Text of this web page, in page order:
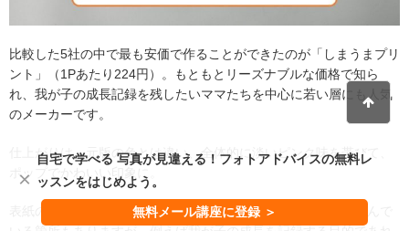
比較した5社の中で最も安価で作ることができたのが「しまうまプリ
ント」（1Pあたり224円）。もともとリーズナブルな価格で知ら
れ、我が子の成長記録を残したいママたちを中心に若い層にも人気
のメーカーです。
仕上がりは、元版の色とは違い、全体的に淡いピンク味を帯びて、
ポップでかわいい印象に。
表紙の青空のグラデーションがカクカクしていたり、肌色が飛んで
×
自宅で学べる 写真が見違える！フォトアドバイスの無料レ
ッスンをはじめよう。
無料メール講座に登録 ＞